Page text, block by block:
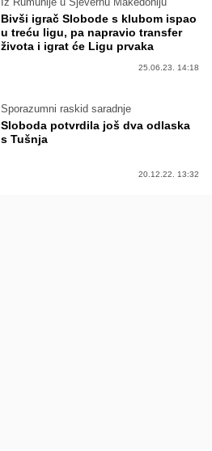
Bivši igrač Slobode s klubom ispao
u treću ligu, pa napravio transfer
života i igrat će Ligu prvaka
25.06.23. 14:18
Sporazumni raskid saradnje
Sloboda potvrdila još dva odlaska
s Tušnja
20.12.22. 13:32